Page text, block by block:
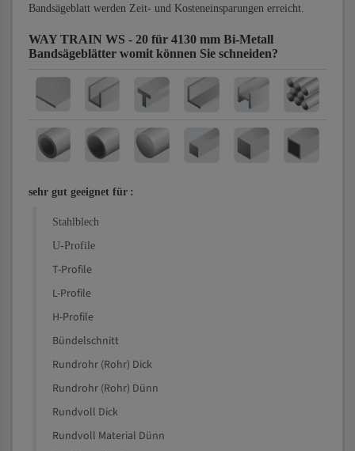
Bandsägeblatt werden Zeit- und Kosteneinsparungen erreicht.
WAY TRAIN WS - 20 für 4130 mm Bi-Metall
Bandsägeblätter womit können Sie schneiden?
sehr gut geeignet für :
Stahlblech
U-Profile
T-Profile
L-Profile
H-Profile
Bündelschnitt
Rundrohr (Rohr) Dick
Rundrohr (Rohr) Dünn
Rundvoll Dick
Rundvoll Material Dünn